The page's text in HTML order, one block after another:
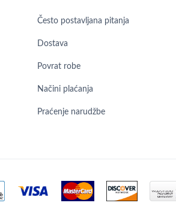
Često postavljana pitanja
Dostava
Povrat robe
Načini plaćanja
Praćenje narudžbe